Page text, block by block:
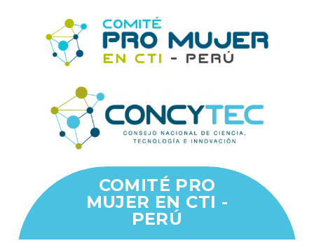
COMITÉ PRO
MUJER EN CTI -
PERÚ